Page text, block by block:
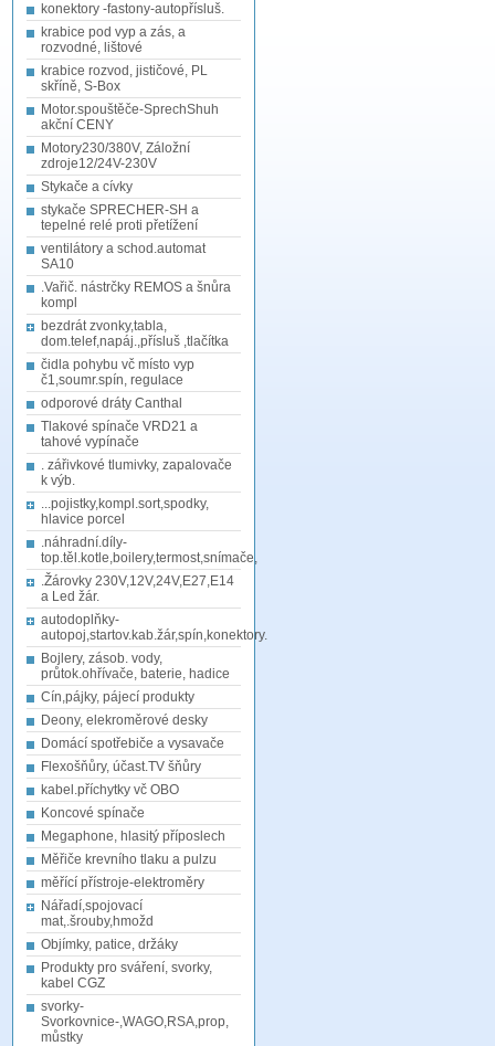
konektory -fastony-autopřísluš.
krabice pod vyp a zás, a
rozvodné, lištové
krabice rozvod, jističové, PL
skříně, S-Box
Motor.spouštěče-SprechShuh
akční CENY
Motory230/380V, Záložní
zdroje12/24V-230V
Stykače a cívky
stykače SPRECHER-SH a
tepelné relé proti přetížení
ventilátory a schod.automat
SA10
.Vařič. nástrčky REMOS a šnůra
kompl
bezdrát zvonky,tabla,
dom.telef,napáj.,přísluš ,tlačítka
čidla pohybu vč místo vyp
č1,soumr.spín, regulace
odporové dráty Canthal
Tlakové spínače VRD21 a
tahové vypínače
. zářivkové tlumivky, zapalovače
k výb.
...pojistky,kompl.sort,spodky,
hlavice porcel
.náhradní.díly-
top.těl.kotle,boilery,termost,snímače,
.Žárovky 230V,12V,24V,E27,E14
a Led žár.
autodoplňky-
autopoj,startov.kab.žár,spín,konektory.
Bojlery, zásob. vody,
průtok.ohřívače, baterie, hadice
Cín,pájky, pájecí produkty
Deony, elekroměrové desky
Domácí spotřebiče a vysavače
Flexošňůry, účast.TV šňůry
kabel.příchytky vč OBO
Koncové spínače
Megaphone, hlasitý příposlech
Měřiče krevního tlaku a pulzu
měřící přístroje-elektroměry
Nářadí,spojovací
mat,.šrouby,hmožd
Objímky, patice, držáky
Produkty pro sváření, svorky,
kabel CGZ
svorky-
Svorkovnice-,WAGO,RSA,prop,
můstky